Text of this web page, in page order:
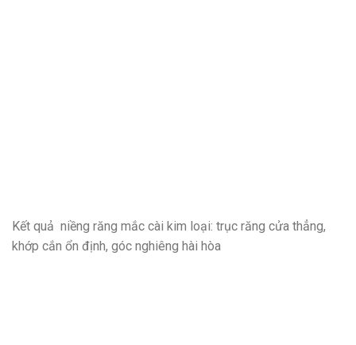
Kết quả niềng răng mắc cài kim loại: trục răng cửa thẳng,
khớp cắn ổn định, góc nghiêng hài hòa